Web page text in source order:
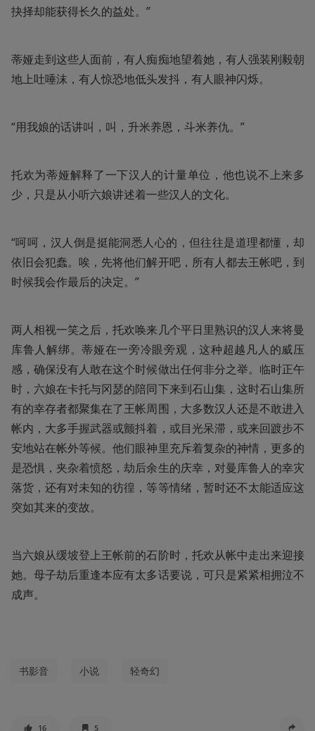
抉择却能获得长久的益处。”
蒂娅走到这些人面前，有人痴痴地望着她，有人强装刚毅朝
地上吐唾沫，有人惊恐地低头发抖，有人眼神闪烁。
“用我娘的话讲叫，叫，升米养恩，斗米养仇。”
托欢为蒂娅解释了一下汉人的计量单位，他也说不上来多
少，只是从小听六娘讲述着一些汉人的文化。
“呵呵，汉人倒是挺能洞悉人心的，但往往是道理都懂，却
依旧会犯蠢。唉，先将他们解开吧，所有人都去王帐吧，到
时候我会作最后的决定。”
两人相视一笑之后，托欢唤来几个平日里熟识的汉人来将曼
库鲁人解绑。蒂娅在一旁冷眼旁观，这种超越凡人的威压
感，确保没有人敢在这个时候做出任何非分之举。临时正午
时，六娘在卡托与冈瑟的陪同下来到石山集，这时石山集所
有的幸存者都聚集在了王帐周围，大多数汉人还是不敢进入
帐内，大多手握武器或颤抖着，或目光呆滞，或来回踱步不
安地站在帐外等候。他们眼神里充斥着复杂的神情，更多的
是恐惧，夹杂着愤怒，劫后余生的庆幸，对曼库鲁人的幸灾
落货，还有对未知的彷徨，等等情绪，暂时还不太能适应这
突如其来的变故。
当六娘从缓坡登上王帐前的石阶时，托欢从帐中走出来迎接
她。母子劫后重逢本应有太多话要说，可只是紧紧相拥泣不
成声。
书影音 小说 轻奇幻
16 5